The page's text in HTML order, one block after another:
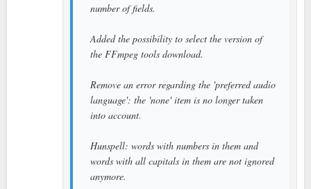
number of fields.
Added the possibility to select the version of
the FFmpeg tools download.
Remove an error regarding the 'preferred audio
language': the 'none' item is no longer taken
into account.
Hunspell: words with numbers in them and
words with all capitals in them are not ignored
anymore.